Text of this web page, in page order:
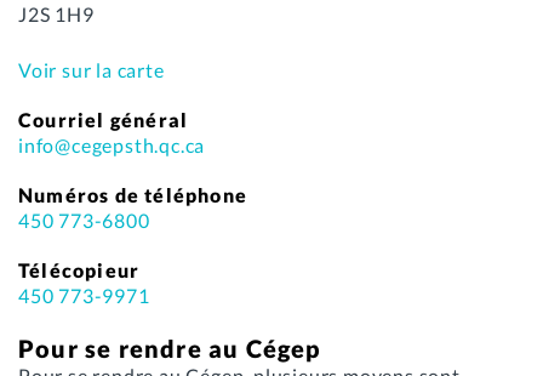
J2S 1H9
Voir sur la carte
Courriel général
info@cegepsth.qc.ca
Numéros de téléphone
450 773-6800
Télécopieur
450 773-9971
Pour se rendre au Cégep